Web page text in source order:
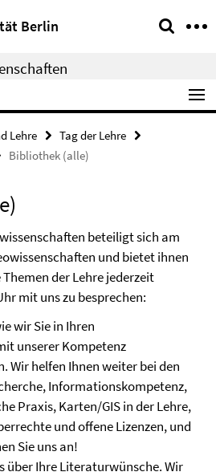
Berlin
Lehre
Tag der Lehre
Bibliothek (alle)
beteiligt sich am
und bietet ihnen
der Lehre jederzeit
mit uns zu besprechen:
wir Sie in Ihren
unserer Kompetenz
Wir helfen Ihnen weiter bei den
Informationskompetenz,
Praxis, Karten/GIS in der Lehre,
und offene Lizenzen, und
Sie uns an!
über Ihre Literaturwünsche. Wir